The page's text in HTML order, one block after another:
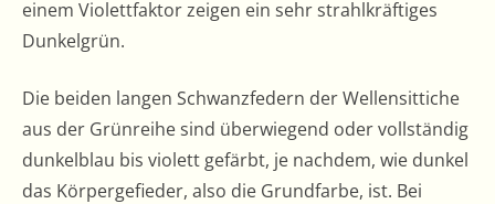
einem Violettfaktor zeigen ein sehr strahlkräftiges
Dunkelgrün.
Die beiden langen Schwanzfedern der Wellensittiche
aus der Grünreihe sind überwiegend oder vollständig
dunkelblau bis violett gefärbt, je nachdem, wie dunkel
das Körpergefieder, also die Grundfarbe, ist. Bei